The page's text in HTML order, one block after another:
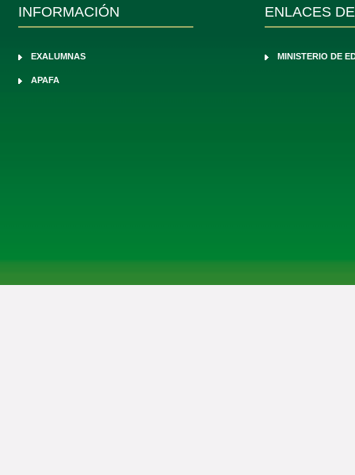
INFORMACIÓN
EXALUMNAS
APAFA
ENLACES
MINISTERIO DE